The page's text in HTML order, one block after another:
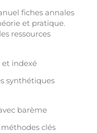
fiches annales
et pratique.
ressources
et indexé
synthétiques
barème
clés